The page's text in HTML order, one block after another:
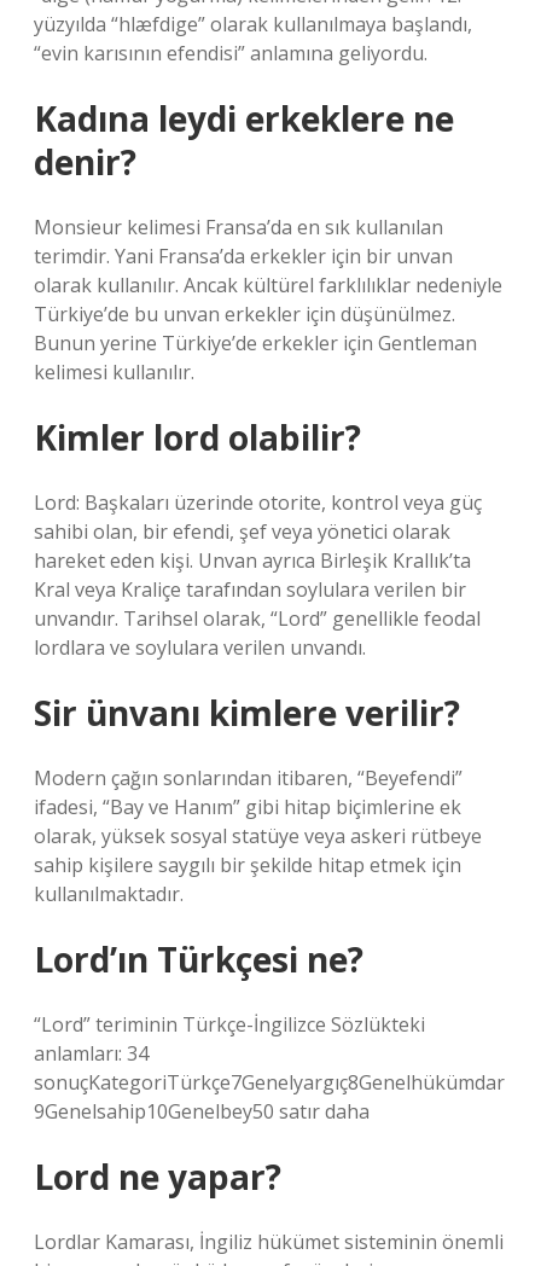
yüzyılda “hlæfdige” olarak kullanılmaya başlandı,
“evin karısının efendisi” anlamına geliyordu.
Kadına leydi erkeklere ne
denir?
Monsieur kelimesi Fransa’da en sık kullanılan
terimdir. Yani Fransa’da erkekler için bir unvan
olarak kullanılır. Ancak kültürel farklılıklar nedeniyle
Türkiye’de bu unvan erkekler için düşünülmez.
Bunun yerine Türkiye’de erkekler için Gentleman
kelimesi kullanılır.
Kimler lord olabilir?
Lord: Başkaları üzerinde otorite, kontrol veya güç
sahibi olan, bir efendi, şef veya yönetici olarak
hareket eden kişi. Unvan ayrıca Birleşik Krallık’ta
Kral veya Kraliçe tarafından soylulara verilen bir
unvandır. Tarihsel olarak, “Lord” genellikle feodal
lordlara ve soylulara verilen unvandı.
Sir ünvanı kimlere verilir?
Modern çağın sonlarından itibaren, “Beyefendi”
ifadesi, “Bay ve Hanım” gibi hitap biçimlerine ek
olarak, yüksek sosyal statüye veya askeri rütbeye
sahip kişilere saygılı bir şekilde hitap etmek için
kullanılmaktadır.
Lord’ın Türkçesi ne?
“Lord” teriminin Türkçe-İngilizce Sözlükteki
anlamları: 34
sonuçKategoriTürkçe7Genelyargıç8Genelhükümdar
9Genelsahip10Genelbey50 satır daha
Lord ne yapar?
Lordlar Kamarası, İngiliz hükümet sisteminin önemli